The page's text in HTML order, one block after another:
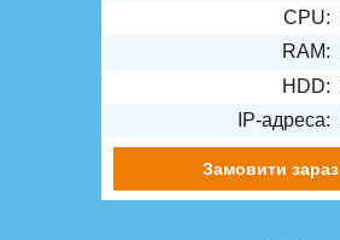
CPU:
RAM:
HDD:
IP-адреса:
Замовити зараз